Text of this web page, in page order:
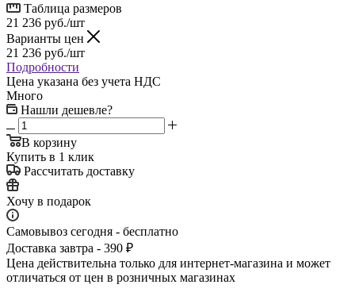
Таблица размеров
21 236 руб./шт
Варианты цен
21 236 руб./шт
Подробности
Цена указана без учета НДС
Много
Нашли дешевле?
В корзину
Купить в 1 клик
Рассчитать доставку
Хочу в подарок
Самовывоз сегодня - бесплатно
Доставка завтра - 390 ₽
Цена действительна только для интернет-магазина и может
отличаться от цен в розничных магазинах